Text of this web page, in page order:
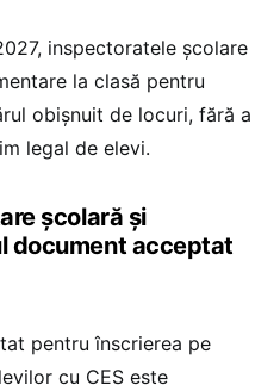
inspectoratele școlare
la clasă pentru
obișnuit de locuri, fără a
legal de elevi.
școlară și
document acceptat
pentru înscrierea pe
cu CES este